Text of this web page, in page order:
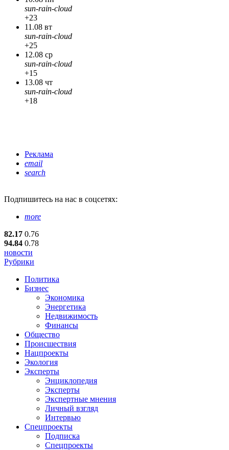
sun-rain-cloud
+23
11.08 вт
sun-rain-cloud
+25
12.08 ср
sun-rain-cloud
+15
13.08 чт
sun-rain-cloud
+18
Реклама
email
search
Подпишитесь на нас в соцсетях:
more
82.17 0.76
94.84 0.78
новости
Рубрики
Политика
Бизнес
Экономика
Энергетика
Недвижимость
Финансы
Общество
Происшествия
Нацпроекты
Экология
Эксперты
Энциклопедия
Эксперты
Экспертные мнения
Личный взгляд
Интервью
Спецпроекты
Подписка
Спецпроекты